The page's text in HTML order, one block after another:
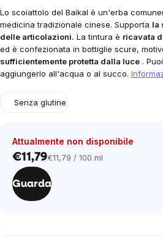
Lo scoiattolo del Baikal è un'erba
medicina tradizionale cinese. Supporta la
delle articolazioni. La tintura è ricavata
ed è confezionata in bottiglie scure,
sufficientemente protetta dalla luce .
aggiungerlo all'acqua o al succo.
Senza glutine
Attualmente non disponibile
€11,79Prezzo
unitario:
€11,79 / 100 ml
Guarda